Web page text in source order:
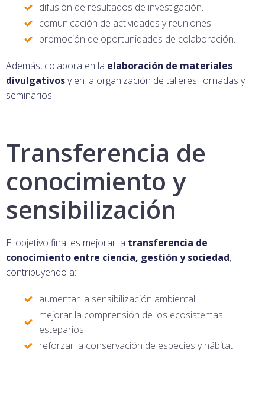
difusión de resultados de investigación.
comunicación de actividades y reuniones.
promoción de oportunidades de colaboración.
Además, colabora en la elaboración de materiales
divulgativosy en la organización de talleres, jornadas y
seminarios.
Transferencia de
conocimiento y
sensibilización
El objetivo final es mejorar la transferencia de
conocimiento entre ciencia, gestión y sociedad,
contribuyendo a:
aumentar la sensibilización ambiental.
mejorar la comprensión de los ecosistemas
esteparios.
reforzar la conservación de especies y hábitat.